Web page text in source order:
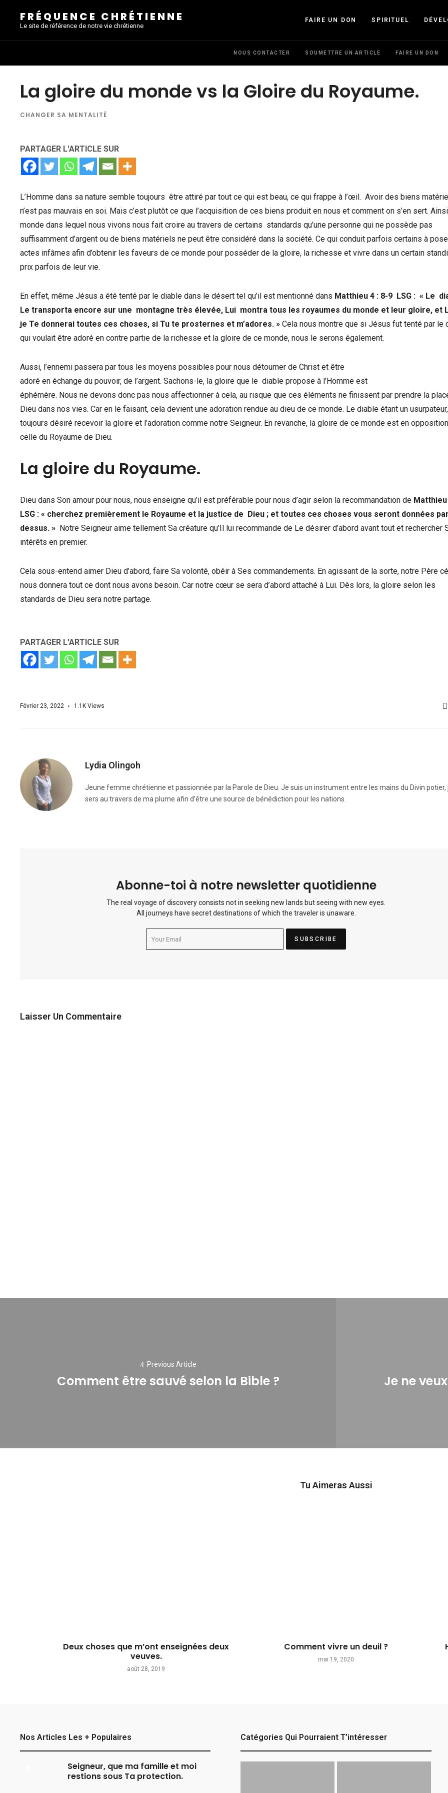
FRÉQUENCE CHRÉTIENNE
Le site de référence de notre vie chrétienne
FAIRE UN DON SPIRITUEL
NOUS CONTACTER SOUMETTRE UN ARTICLE FAIRE UN DON
La gloire du monde vs la Gloire du Royaume.
CHANGER SA MENTALITÉ
PARTAGER L'ARTICLE SUR
L’Homme dans sa nature semble toujours être attiré par tout ce qui est beau, ce qui frappe à l’œil. Avoir des biens
n’est pas mauvais en soi. Mais c’est plutôt ce que l’acquisition de ces biens produit en nous et comment on s’en sert.
monde dans lequel nous vivons nous fait croire au travers de certains standards qu’une personne qui ne possède pas
suffisamment d’argent ou de biens matériels ne peut être considéré dans la société. Ce qui conduit parfois certains à
actes infâmes afin d’obtenir les faveurs de ce monde pour posséder de la gloire, la richesse et vivre dans un certain
prix parfois de leur vie.
En effet, même Jésus a été tenté par le diable dans le désert tel qu’il est mentionné dans Matthieu 4 : 8-9 LSG : « Le
Le transporta encore sur une montagne très élevée, Lui montra tous les royaumes du monde et leur gloire, et
je Te donnerai toutes ces choses, si Tu te prosternes et m’adores. » Cela nous montre que si Jésus fut tenté par le
qui voulait être adoré en contre partie de la richesse et la gloire de ce monde, nous le serons également.
Aussi, l’ennemi passera par tous les moyens possibles pour nous détourner de Christ et être
adoré en échange du pouvoir, de l’argent. Sachons-le, la gloire que le diable propose à l’Homme est
éphémère. Nous ne devons donc pas nous affectionner à cela, au risque que ces éléments ne finissent par prendre la
Dieu dans nos vies. Car en le faisant, cela devient une adoration rendue au dieu de ce monde. Le diable étant un
toujours désiré recevoir la gloire et l’adoration comme notre Seigneur. En revanche, la gloire de ce monde est en
celle du Royaume de Dieu.
La gloire du Royaume.
Dieu dans Son amour pour nous, nous enseigne qu’il est préférable pour nous d’agir selon la recommandation de Matthieu
LSG : « cherchez premièrement le Royaume et la justice de Dieu ; et toutes ces choses vous seront données
dessus. » Notre Seigneur aime tellement Sa créature qu’Il lui recommande de Le désirer d’abord avant tout et rechercher
intérêts en premier.
Cela sous-entend aimer Dieu d’abord, faire Sa volonté, obéir à Ses commandements. En agissant de la sorte, notre Père
nous donnera tout ce dont nous avons besoin. Car notre cœur se sera d’abord attaché à Lui. Dès lors, la gloire selon les
standards de Dieu sera notre partage.
PARTAGER L'ARTICLE SUR
Février 23, 2022 1.1K Views
Lydia Olingoh
Jeune femme chrétienne et passionnée par la Parole de Dieu. Je suis un instrument entre les mains du Divin potier,
sers au travers de ma plume afin d’être une source de bénédiction pour les nations.
Abonne-toi à notre newsletter quotidienne
The real voyage of discovery consists not in seeking new lands but seeing with new eyes.
All journeys have secret destinations of which the traveler is unaware.
Laisser Un Commentaire
Previous Article
Previous
Comment être sauvé selon la Bible ? Je ne
Tu Aimeras Aussi
Deux choses que m’ont enseignées deux
veuves.
août 28, 2019
Comment vivre un deuil ?
mai 19, 2020
Nos Articles Les + Populaires
Seigneur, que ma famille et moi
restions sous Ta protection.
Catégories Qui Pourraient T’intéresser